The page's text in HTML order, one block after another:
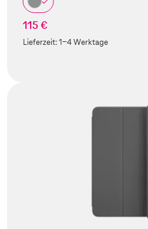
115 €
Lieferzeit:1-4 Werktage